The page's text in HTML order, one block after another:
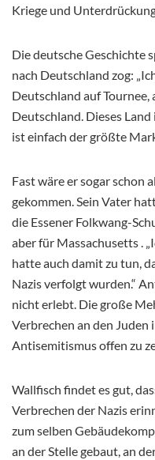
Kriege und
Diedeutsche Geschichte
nach Deutschland zog:
Deutschland aufTournee,
Deutschland. Dieses
ist einfach der größte
Fast wäre er sogar schon
gekommen. Sein Vater
die Essener Folkwang-
aber für Massachusetts .
hatte auch damit zu tun,
Nazis verfolgt wurden.“
nicht erlebt. Die große
Verbrechen an den
Antisemitismus offen zu
Wallfisch findet es gut,
Verbrechen der Nazis
zum selben
an der Stelle gebaut, an